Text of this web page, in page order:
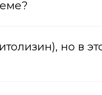
но в